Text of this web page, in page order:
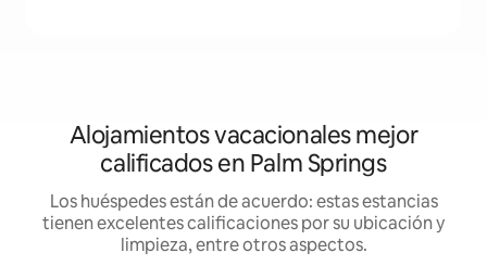
Alojamientos vacacionales mejor
calificados en Palm Springs
Los huéspedes están de acuerdo: estas estancias
tienen excelentes calificaciones por su ubicación y
limpieza, entre otros aspectos.